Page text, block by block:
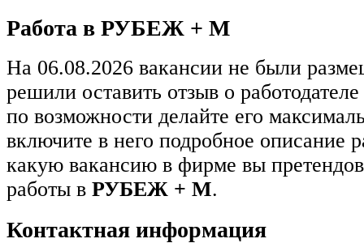
Работа в РУБЕЖ + М
На 06.08.2026 вакансии не были
решили оставить отзыв о работодателе
по возможности делайте его
включите в него подробное описание
какую вакансию в фирме вы
работы в РУБЕЖ + М.
Контактная информация